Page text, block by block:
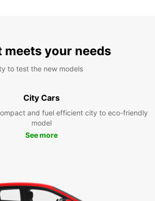
meets your needs
to test the new models
City Cars
and fuel efficient city to eco-friendly
model
See more